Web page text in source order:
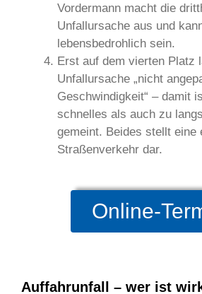
Vordermann macht die
Unfallursache aus und
lebensbedrohlich sein.
Erst auf dem vierten Platz
Unfallursache „nicht
Geschwindigkeit“ – damit
schnelles als auch zu
gemeint. Beides stellt eine
Straßenverkehr dar.
Online-
Auffahrunfall – wer ist